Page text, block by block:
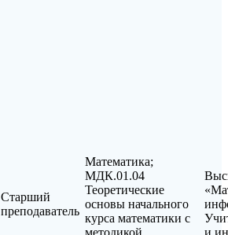
Старший
преподаватель
Математика;
МДК.01.04
Теоретические
основы начального
курса математики с